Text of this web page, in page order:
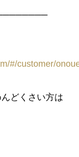
#/customer/
どくさい方は